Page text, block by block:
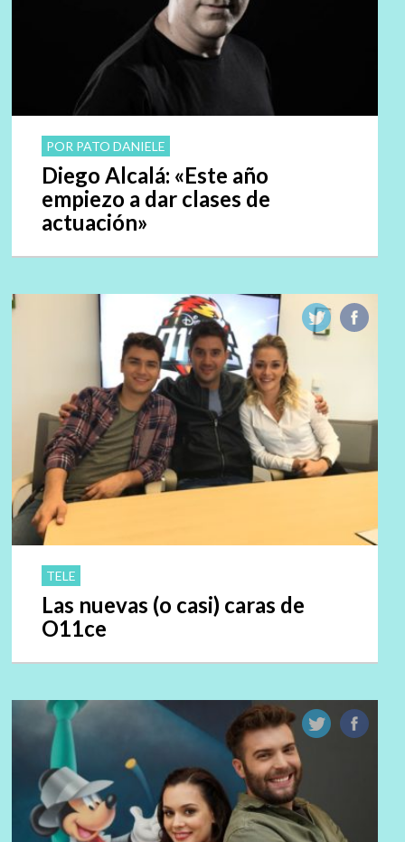
POR PATO DANIELE
Diego Alcalá: «Este año
empiezo a dar clases de
actuación»
TELE
Las nuevas (o casi) caras de
O11ce